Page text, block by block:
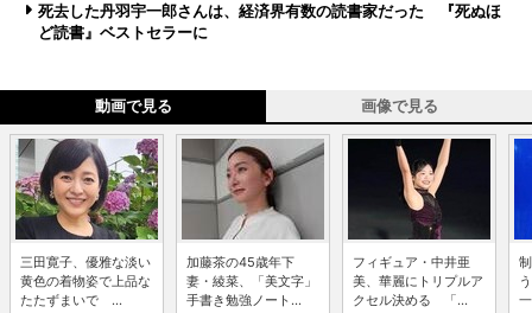
死去した丹羽宇一郎さんは、経済界有数の読書家だった 『死ぬほ
ど読書』ベストセラーに
動画で見る 画像で見る
三田寛子、優雅な淡い
黄色の着物姿で上品な
たたずまいで ...
加藤茶の45歳年下
妻・綾菜、「美文字」
手書き勉強ノート...
フィギュア・中井亜
美、華麗にトリプルア
クセル決める 「...